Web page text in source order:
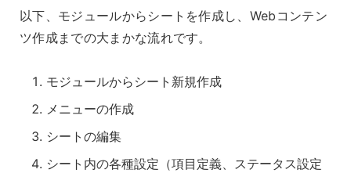
以下、モジュールからシートを作成し、Webコンテン
ツ作成までの大まかな流れです。
モジュールからシート新規作成
メニューの作成
シートの編集
シート内の各種設定（項目定義、ステータス設定